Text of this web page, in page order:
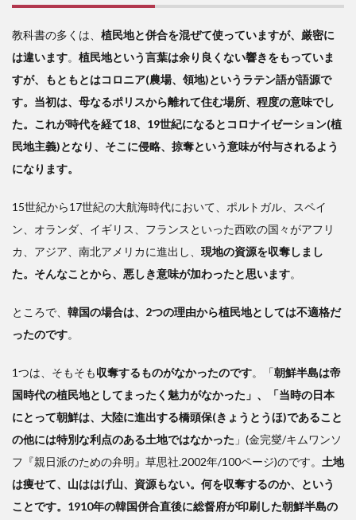
教科書の多くは、 植民地と併合を混ぜて使っていますが、厳密に
は違います。 植民地という言葉は余り良くない響きをもっていま
すが、もともとはコロニア(農場、領地)というラテン語が語源で
す。当初は、母なるポリスから離れて住む場所、程度の意味でし
た。これが時代を経て18、19世紀になるとコロナイゼーション(植
民地主義)となり、そこに侵略、掠奪という意味が付与されるよう
になります。
15世紀から17世紀の大航海時代において、ポルトガル、スペイ
ン、オランダ、イギリス、フランスといった西欧の国々がアフリ
カ、アジア、南北アメリカに進出し、 現地の資源を収奪しまし
た。そんなことから、悪しき意味が加わったと思います。
ところで、 韓国の場合は、2つの理由から植民地としては不適格だ
ったのです。
1つは、そもそも収奪するものがなかったのです。「朝鮮半島は帝
国時代の植民地としてまったく魅力がなかった」、「当時の日本
にとって朝鮮は、大陸に進出する橋頭保(きょうとうほ)であること
の他には特別な利点のある土地ではなかった 」(金完燮/キムワンソ
フ『親日派のための弁明』草思社.2002年/100ページ)のです。 土地
は痩せて、山ははげ山、資源もない。何を収奪するのか、という
ことです。1910年の韓国併合直後に総督府が印刷した朝鮮半島の